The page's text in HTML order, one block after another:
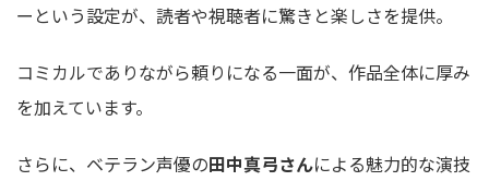
ー という設定が、読者や視聴者に驚きと楽しさを提供。
コミカルでありながら頼りになる一面が、作品全体に厚み
を加えています。
さらに、ベテラン声優の田中真弓さんによる魅力的な演技